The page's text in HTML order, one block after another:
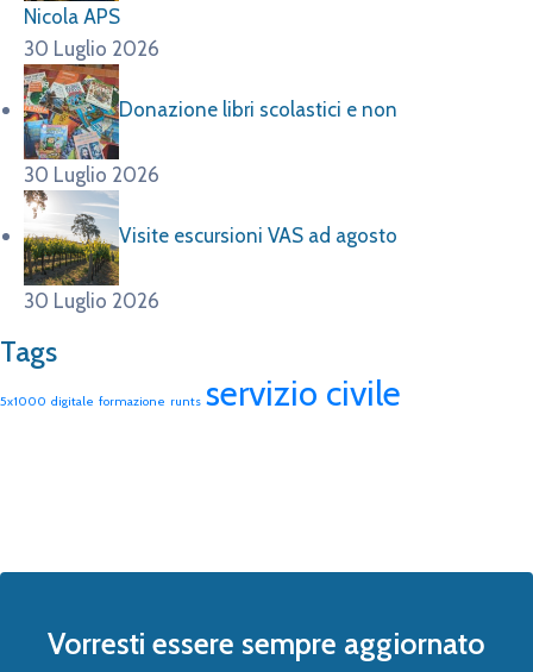
Nicola APS
30 Luglio 2026
Donazione libri scolastici e non
30 Luglio 2026
Visite escursioni VAS ad agosto
30 Luglio 2026
Tags
5x1000 digitale formazione runts servizio civile
Vorresti essere sempre aggiornato